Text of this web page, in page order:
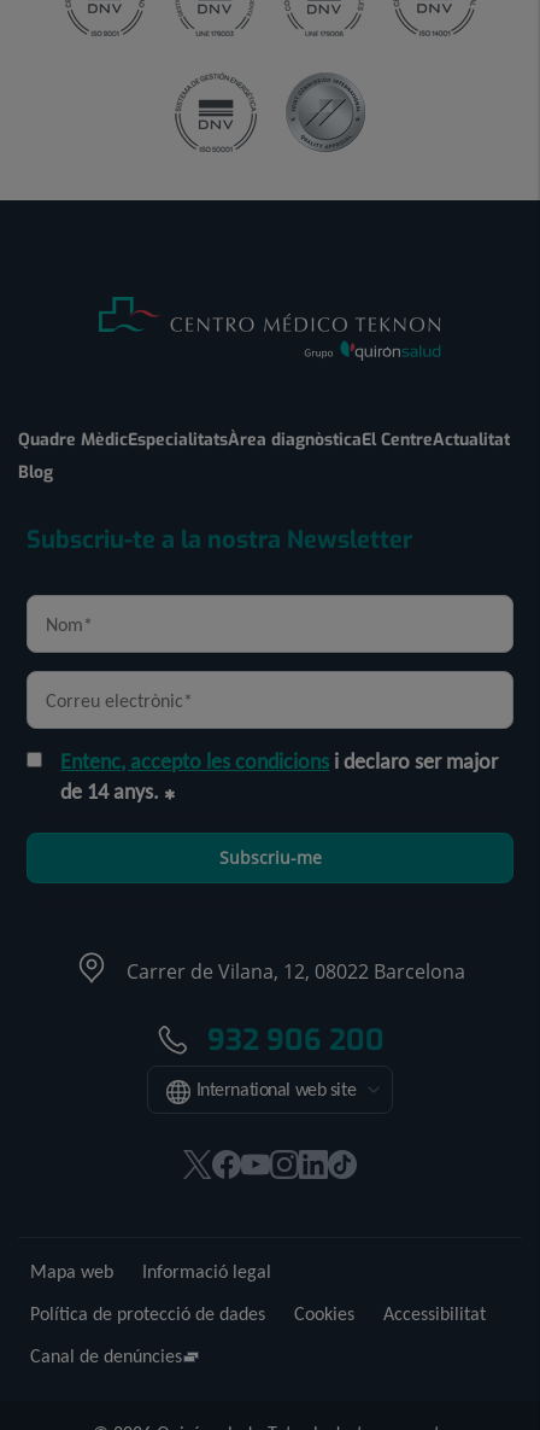
Quadre MèdicEspecialitatsÀrea diagnòsticaEl CentreActualitat
Blog
Subscriu-te a la nostra Newsletter
Entenc, accepto les condicions i declaro ser major
de 14 anys.
Subscriu-me
Carrer de Vilana, 12, 08022 Barcelona
932 906 200
International web site
Aquest
una
finestra
Aquest
una
finestra
Aquest
una
finestra
Aquest
finestra
Aquest
finestra
Enllaç
Mapa web
Informació legal
Política de protecció de dades
Cookies
Accessibilitat
Canal de denúncies